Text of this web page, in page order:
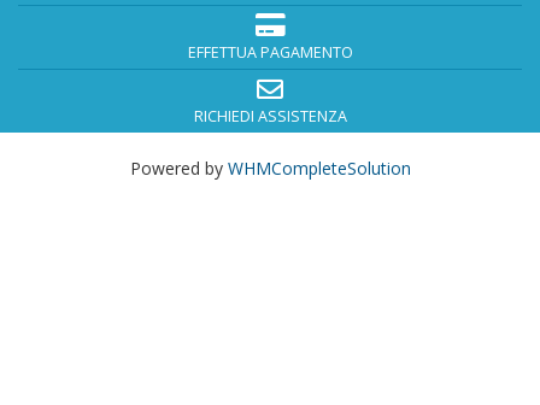
EFFETTUA PAGAMENTO
RICHIEDI ASSISTENZA
Powered by WHMCompleteSolution